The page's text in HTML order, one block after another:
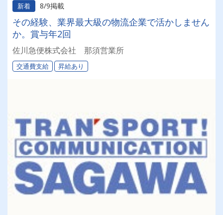
新着 8/9掲載
その経験、業界最大級の物流企業で活かしません
か。賞与年2回
佐川急便株式会社 那須営業所
交通費支給 昇給あり